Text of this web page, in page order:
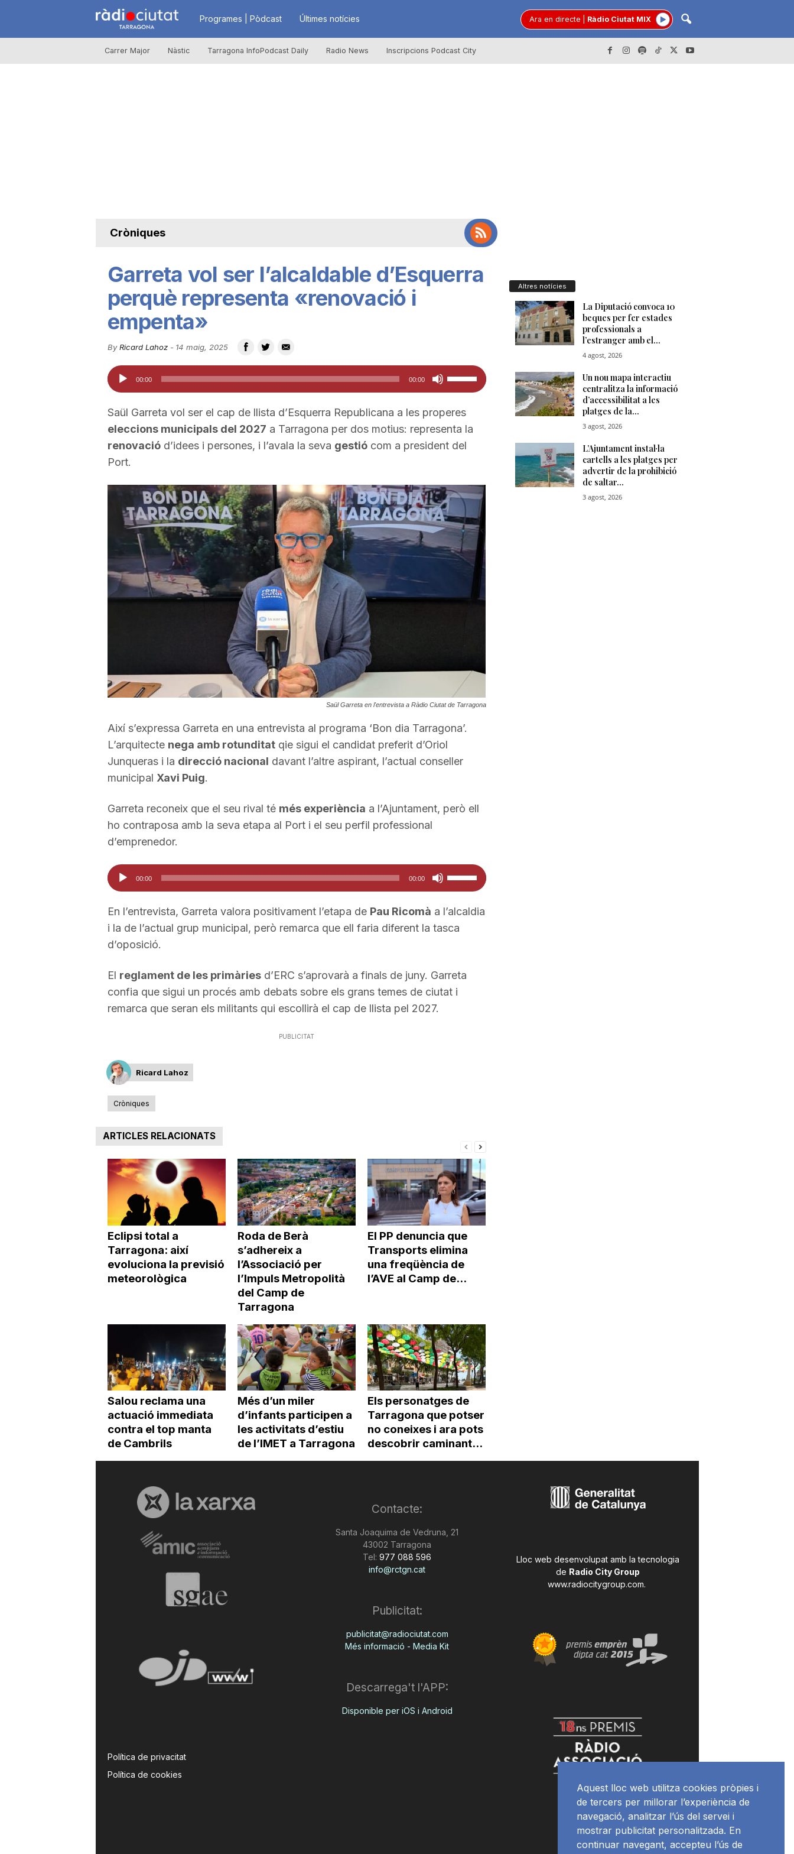
R
à
u
d
T
a
r
g
n
a
Programes | Pòdcast Últimes notícies Ara en directe Ràdio Ciutat MIX
Carrer Major Nàstic Tarragona InfoPodcast Daily Radio News Inscripcions Podcast City
Cròniques
Garreta vol ser l’alcaldable d’Esquerra
perquè representa «renovació i
empenta»
By Ricard Lahoz- 14 maig, 2025
Reproductor
d'àudio
00:00 00:00
Feu
servir
les
tecles
de
amunt/cap
avall
per
incrementar
disminuir
el
Saül Garreta vol ser el cap de llista d’Esquerra Republicana a les properes
eleccions municipals del 2027 a Tarragona per dos motius: representa la
renovaciód’idees i persones, i l’avala la seva gestiócom a president del
Port.
Saül Garreta en l'entrevista a Ràdio Ciutat de Tarragona
Així s’expressa Garreta en una entrevista al programa ‘Bon dia Tarragona’.
L’arquitecte nega amb rotunditatqie sigui el candidat preferit d’Oriol
Junqueras i la direcció nacional davant l’altre aspirant, l’actual conseller
municipal Xavi Puig.
Garreta reconeix que el seu rival té més experiència a l’Ajuntament, però ell
ho contraposa amb la seva etapa al Port i el seu perfil professional
d’emprenedor.
Reproductor
d'àudio
00:00 00:00
Feu
servir
les
tecles
cap
amunt/cap
En l’entrevista, Garreta valora positivament l’etapa de Pau Ricomà a l’alcaldia
i la de l’actual grup municipal, però remarca que ell faria diferent la tasca
d’oposició.
El reglament de les primàriesd’ERC s’aprovarà a finals de juny. Garreta
confia que sigui un procés amb debats sobre els grans temes de ciutat i
remarca que seran els militants qui escollirà el cap de llista pel 2027.
PUBLICITAT
Ricard Lahoz
Cròniques
ARTICLES RELACIONATS
Eclipsi total a
Tarragona: així
evoluciona la previsió
meteorològica
Roda de Berà
s’adhereix a
l’Associació per
l’Impuls Metropolità
del Camp de
Tarragona
El PP denuncia que
Transports elimina
una freqüència de
l’AVE al Camp de...
Salou reclama una
actuació immediata
contra el top manta
de Cambrils
Més d’un miler
d’infants participen a
les activitats d’estiu
de l’IMET a Tarragona
Els personatges de
Tarragona que potser
no coneixes i ara pots
descobrir caminant...
Altres notícies
Política de privacitat
Política de cookies
Contacte:
Santa Joaquima de Vedruna, 21
43002 Tarragona
Tel: 977 088 596
info@rctgn.cat
Publicitat:
publicitat@radiociutat.com
Més informació - Media Kit
Descarrega't l'APP:
Disponible per iOS i Android
Lloc web desenvolupat amb la tecnologia
de Radio City Group
www.radiocitygroup.com.
Aquest lloc web utilitza cookies pròpies i
de tercers per millorar l’experiència de
navegació, analitzar l’ús del servei i
mostrar publicitat personalitzada. En
continuar navegant, accepteu l’ús de